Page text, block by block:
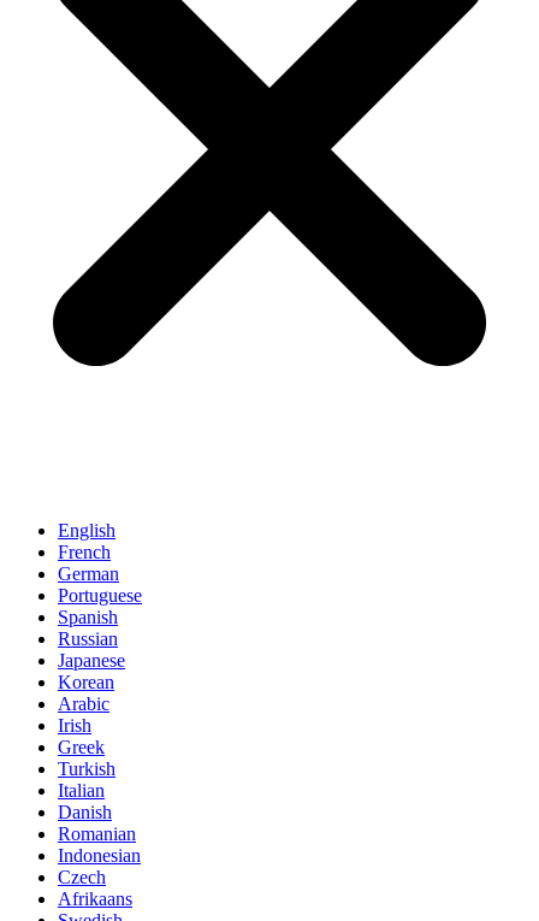
English
French
German
Portuguese
Spanish
Russian
Japanese
Korean
Arabic
Irish
Greek
Turkish
Italian
Danish
Romanian
Indonesian
Czech
Afrikaans